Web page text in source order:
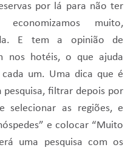
por lá para não ter
muito,
E tem a opinião de
nos hotéis, o que ajuda
um. Uma dica que é
pesquisa, filtrar depois por
selecionar as regiões, e
e colocar “Muito
uma pesquisa com os